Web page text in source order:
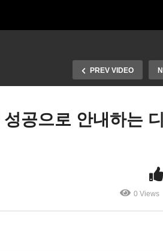
PREV VIDEO
공으로 안내하는
0 Views